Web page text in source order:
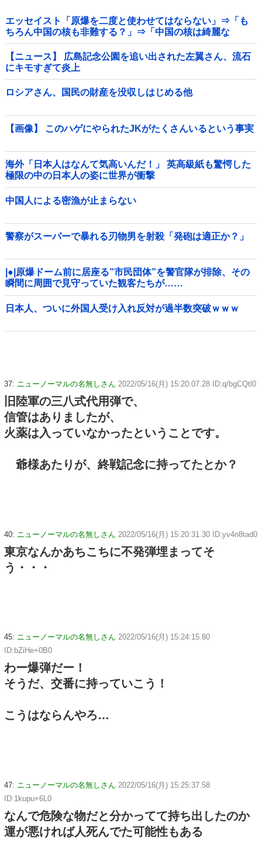
エッセイスト「原爆を二度と使わせてはならない」⇒「も
ちろん中国の核も非難する？」⇒「中国の核は綺麗な
核！」
【ニュース】 広島記念公園を追い出された左翼さん、流石
にキモすぎて炎上
ロシアさん、国民の財産を没収しはじめる他
【画像】 このハゲにやられたJKがたくさんいるという事実
海外「日本人はなんて気高いんだ！」 英高級紙も驚愕した
極限の中の日本人の姿に世界が衝撃
中国人による密漁が止まらない
警察がスーパーで暴れる刃物男を射殺「発砲は適正か？」
|●|原爆ドーム前に居座る”市民団体”を警官隊が排除、その
瞬間に周囲で見守っていた観客たちが……
日本人、ついに外国人受け入れ反対が過半数突破ｗｗｗ
37: ニューノーマルの名無しさん 2022/05/16(月) 15:20:07.28 ID:q/bgCQtl0
旧陸軍の三八式代用弾で、
信管はありましたが、
火薬は入っていなかったということです。
爺様あたりが、終戦記念に持ってたとか？
40: ニューノーマルの名無しさん 2022/05/16(月) 15:20:31.30 ID:yv4n8tad0
東京なんかあちこちに不発弾埋まってそ
う・・・
45: ニューノーマルの名無しさん 2022/05/16(月) 15:24:15.80
ID:bZiHe+0B0
わー爆弾だー！
そうだ、交番に持っていこう！
こうはならんやろ…
47: ニューノーマルの名無しさん 2022/05/16(月) 15:25:37.58
ID:1kupu+6L0
なんで危険な物だと分かってて持ち出したのか
運が悪ければ人死んでた可能性もある